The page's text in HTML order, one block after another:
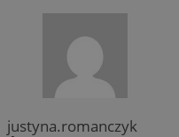
justyna.romanczyk